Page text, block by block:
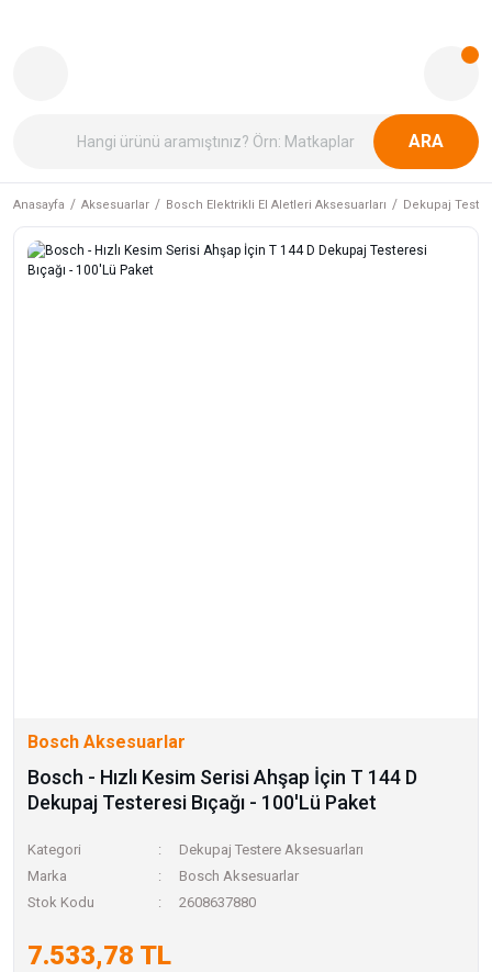
ARA
Anasayfa Aksesuarlar Bosch Elektrikli El Aletleri Aksesuarları Dekupaj
Bosch Aksesuarlar
Bosch - Hızlı Kesim Serisi Ahşap İçin T 144 D
Dekupaj Testeresi Bıçağı - 100'Lü Paket
Kategori
Dekupaj Testere Aksesuarları
Marka
Bosch Aksesuarlar
Stok Kodu
2608637880
7.533,78 TL